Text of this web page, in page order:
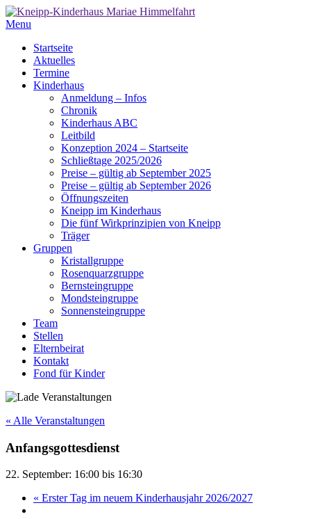
Menu
Startseite
Aktuelles
Termine
Kinderhaus
Anmeldung – Infos
Chronik
Kinderhaus ABC
Leitbild
Konzeption 2024 – Startseite
Schließtage 2025/2026
Preise – gültig ab September 2025
Preise – gültig ab September 2026
Öffnungszeiten
Kneipp im Kinderhaus
Die fünf Wirkprinzipien von Kneipp
Träger
Gruppen
Kristallgruppe
Rosenquarzgruppe
Bernsteingruppe
Mondsteingruppe
Sonnensteingruppe
Team
Stellen
Elternbeirat
Kontakt
Fond für Kinder
« Alle Veranstaltungen
Anfangsgottesdienst
22. September: 16:00 bis 16:30
« Erster Tag im neuem Kinderhausjahr 2026/2027